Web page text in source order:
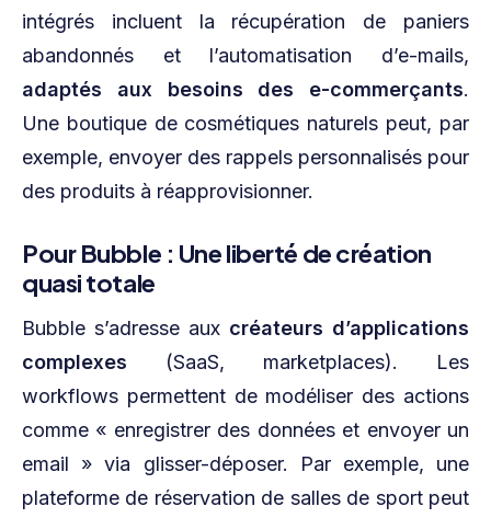
intégrés incluent la récupération de paniers
abandonnés et l’automatisation d’e-mails,
adaptés aux besoins des e-commerçants.
Une boutique de cosmétiques naturels peut, par
exemple, envoyer des rappels personnalisés pour
des produits à réapprovisionner.
Pour Bubble : Une liberté de création
quasi totale
Bubble s’adresse aux créateurs d’applications
complexes (SaaS, marketplaces). Les
workflows permettent de modéliser des actions
comme « enregistrer des données et envoyer un
email » via glisser-déposer. Par exemple, une
plateforme de réservation de salles de sport peut